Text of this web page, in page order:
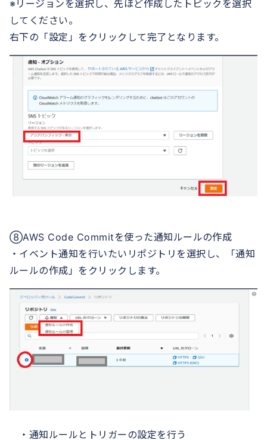
※リージョンを選択し、先ほど作成したトピックを選択
してください。
右下の「設定」をクリックして完了となります。
⑧AWS Code Commitを使った通知ルールの作成
・イベント通知を行いたいリポジトリを選択し、「通知
ルールの作成」をクリックします。
・通知ルールとトリガーの設定を行う